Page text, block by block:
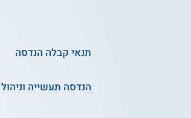
תנאי קבלה הנדסה
הנדסה תעשייה וניהול